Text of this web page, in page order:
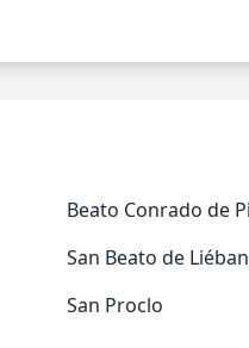
Beato Conrado de
San Beato de
San Proclo